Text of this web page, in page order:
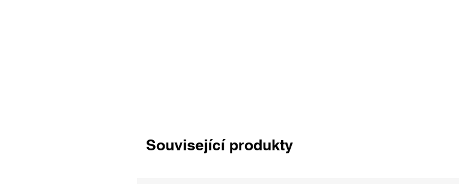
Související produkty